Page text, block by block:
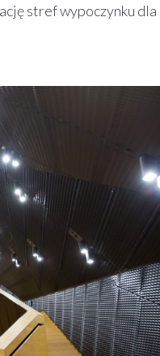
stref wypoczynku